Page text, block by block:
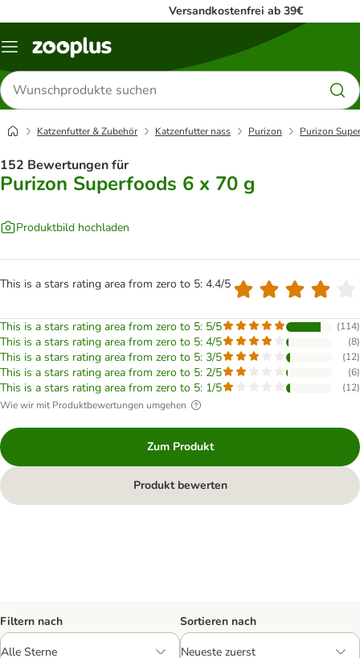
Versandkostenfrei ab 39€
Menü
Produkte
suchen
Katzenfutter & Zubehör Katzenfutter nass Purizon Purizon
152 Bewertungen für
Purizon Superfoods 6 x 70 g
Produktbild hochladen
This is a stars rating area from zero to 5: 4.4/5
This is a stars rating area from zero to 5: 5/5 (114)
This is a stars rating area from zero to 5: 4/5 (8)
This is a stars rating area from zero to 5: 3/5 (12)
This is a stars rating area from zero to 5: 2/5 (6)
This is a stars rating area from zero to 5: 1/5 (12)
Wie wir mit Produktbewertungen umgehen
Zum Produkt
Produkt bewerten
Filtern nach Sortieren nach